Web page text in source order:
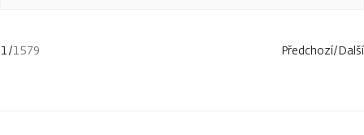
1/1579 Předchozí/Další